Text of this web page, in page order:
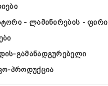
- ლამინირების - ფირი
გამანადგურებელი
პროდუქცია